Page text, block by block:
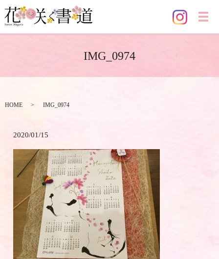
メ
IMG_0974
HOME IMG_0974
2020/01/15